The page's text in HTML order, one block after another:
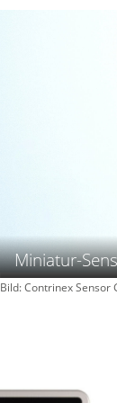
Miniatur-
Bild: Contrinex Sensor